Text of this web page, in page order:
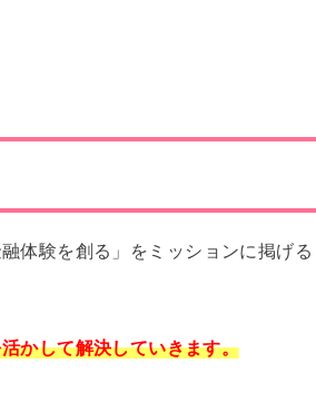
体験を創る」
をミッションに掲げる
かして解決していきます。